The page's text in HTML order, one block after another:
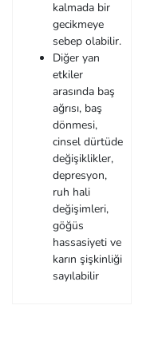
kalmada bir
gecikmeye
sebep olabilir.
Diğer yan
etkiler
arasında baş
ağrısı, baş
dönmesi,
cinsel dürtüde
değişiklikler,
depresyon,
ruh hali
değişimleri,
göğüs
hassasiyeti ve
karın şişkinliği
sayılabilir